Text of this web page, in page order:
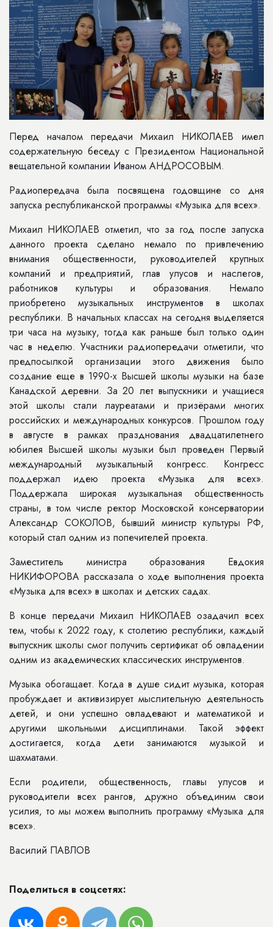
Перед началом передачи Михаил НИКОЛАЕВ имел
содержательную беседу с Президентом Национальной
вещательной компании Иваном АНДРОСОВЫМ.
Радиопередача была посвящена годовщине со дня
запуска республиканской программы «Музыка для всех».
Михаил НИКОЛАЕВ отметил, что за год после запуска
данного проекта сделано немало по привлечению
внимания общественности, руководителей крупных
компаний и предприятий, глав улусов и наслегов,
работников культуры и образования. Немало
приобретено музыкальных инструментов в школах
республики. В начальных классах на сегодня выделяется
три часа на музыку, тогда как раньше был только один
час в неделю. Участники радиопередачи отметили, что
предпосылкой организации этого движения было
создание еще в 1990-х Высшей школы музыки на базе
Канадской деревни. За 20 лет выпускники и учащиеся
этой школы стали лауреатами и призёрами многих
российских и международных конкурсов. Прошлом году
в августе в рамках празднования двадцатилетнего
юбилея Высшей школы музыки был проведен Первый
международный музыкальный конгресс. Конгресс
поддержал идею проекта «Музыка для всех».
Поддержала широкая музыкальная общественность
страны, в том числе ректор Московской консерватории
Александр СОКОЛОВ, бывший министр культуры РФ,
который стал одним из попечителей проекта.
Заместитель министра образования Евдокия
НИКИФОРОВА рассказала о ходе выполнения проекта
«Музыка для всех» в школах и детских садах.
В конце передачи Михаил НИКОЛАЕВ озадачил всех
тем, чтобы к 2022 году, к столетию республики, каждый
выпускник школы смог получить сертификат об овладении
одним из академических классических инструментов.
Музыка обогащает. Когда в душе сидит музыка, которая
пробуждает и активизирует мыслительную деятельность
детей, и они успешно овладевают и математикой и
другими школьными дисциплинами. Такой эффект
достигается, когда дети занимаются музыкой и
шахматами.
Если родители, общественность, главы улусов и
руководители всех рангов, дружно объединим свои
усилия, то мы можем выполнить программу «Музыка для
всех».
Василий ПАВЛОВ
Поделиться в соцсетях: